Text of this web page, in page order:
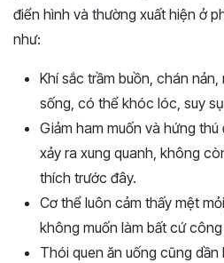
điển hình và thường xuất hiện ở
như:
Khí sắc trầm buồn, chán
sống, có thể khóc lóc, suy
Giảm ham muốn và hứng
xảy ra xung quanh, không
thích trước đây.
Cơ thể luôn cảm thấy mệt
không muốn làm bất cứ
Thói quen ăn uống cũng dần